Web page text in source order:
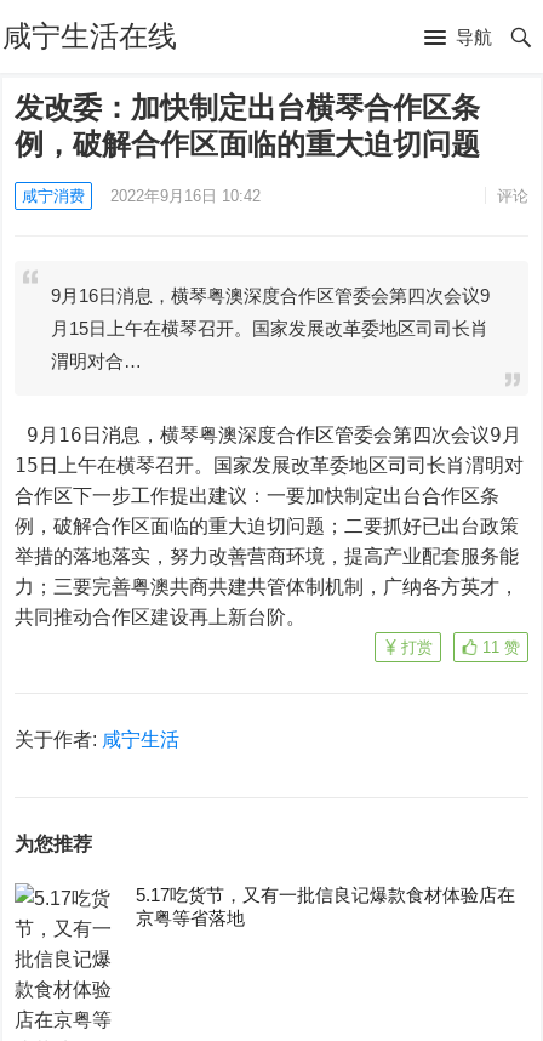
咸宁生活在线 导航
发改委：加快制定出台横琴合作区条
例，破解合作区面临的重大迫切问题
咸宁消费 2022年9月16日 10:42 评论
9月16日消息，横琴粤澳深度合作区管委会第四次会议9
月15日上午在横琴召开。国家发展改革委地区司司长肖
渭明对合…
15日上午在横琴召开。国家发展改革委地区司司长肖渭明对
合作区下一步工作提出建议：一要加快制定出台合作区条
例，破解合作区面临的重大迫切问题；二要抓好已出台政策
举措的落地落实，努力改善营商环境，提高产业配套服务能
力；三要完善粤澳共商共建共管体制机制，广纳各方英才，
共同推动合作区建设再上新台阶。
11 赞
打赏
关于作者: 咸宁生活
为您推荐
5.17吃货节，又有一批信良记爆款食材体验店在
京粤等省落地